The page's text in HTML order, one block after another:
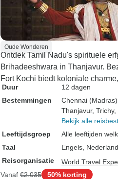
Oude Wonderen
Ontdek Tamil Nadu's spirituele
Brihadeeshwara in Thanjavur.
Fort Kochi biedt koloniale
Duur
12 dagen
Bestemmingen
Chennai (Madras)
Thanjavur, Trichy,
Bekijk alle
Leeftijdsgroep
Alle leeftijden
Taal
Engels,
Reisorganisatie
World Travel
Vanaf €2.035 50% korting